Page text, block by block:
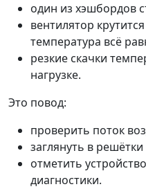
один из хэшбордов
вентилятор
температура всё
резкие скачки
нагрузке.
Это повод:
проверить поток
заглянуть в
отметить
диагностики.